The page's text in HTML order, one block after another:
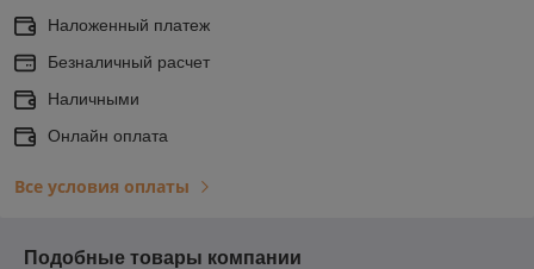
Наложенный платеж
Безналичный расчет
Наличными
Онлайн оплата
Все условия оплаты
Подобные товары компании